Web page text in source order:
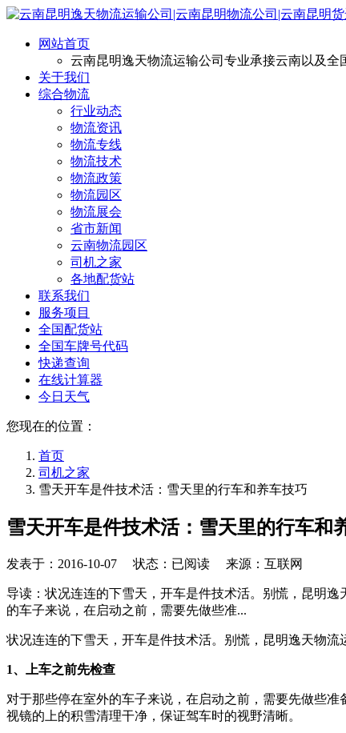
网站首页
云南昆明逸天物流运输公司专业承接云南以及
关于我们
综合物流
行业动态
物流资讯
物流专线
物流技术
物流政策
物流园区
物流展会
省市新闻
云南物流园区
司机之家
各地配货站
联系我们
服务项目
全国配货站
全国车牌号代码
快递查询
在线计算器
今日天气
您现在的位置：
首页
司机之家
雪天开车是件技术活：雪天里的行车和养车技巧
雪天开车是件技术活：雪天里的行车和
发表于： 2016-10-07 状态：已阅读 来源：互联网
导读：状况连连的下雪天，开车是件技术活。别慌，昆明
的车子来说，在启动之前，需要先做些准...
状况连连的下雪天，开车是件技术活。别慌，昆明逸天物
1、上车之前先检查
对于那些停在室外的车子来说，在启动之前，需要先做些
视镜的上的积雪清理干净，保证驾车时的视野清晰。